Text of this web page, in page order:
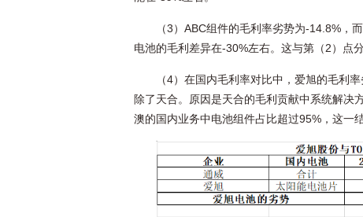
（3）ABC组件的毛利率劣势为-14.8%，
电池的毛利差异在-30%左右。这与第（2）点
（4）在国内毛利率对比中，爱旭的毛利
除了天合。原因是天合的毛利贡献中系统解决
澳的国内业务中电池组件占比超过95%，这一